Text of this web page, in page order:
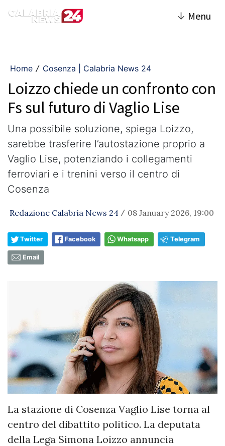
↓ Menu
Home / Cosenza | Calabria News 24
Loizzo chiede un confronto con
Fs sul futuro di Vaglio Lise
Una possibile soluzione, spiega Loizzo,
sarebbe trasferire l’autostazione proprio a
Vaglio Lise, potenziando i collegamenti
ferroviari e i trenini verso il centro di
Cosenza
Redazione Calabria News 24 / 08 January 2026, 19:00
Twitter Facebook Whatsapp Telegram
Email
La stazione di Cosenza Vaglio Lise torna al
centro del dibattito politico. La deputata
della Lega Simona Loizzo annuncia